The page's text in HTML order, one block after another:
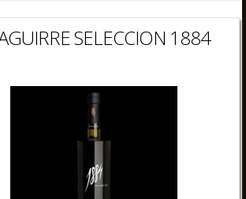
SELECCION 1884